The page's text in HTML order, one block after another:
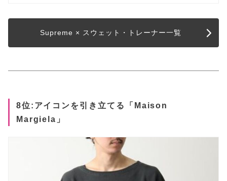
Supreme × スウェット・トレーナー一覧
8位:アイコンを引き立てる「Maison
Margiela」